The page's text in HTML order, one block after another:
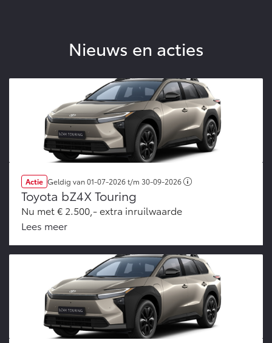
Nieuws en acties
Actie Geldig van01-07-2026t/m 30-09-2026
Toyota bZ4X Touring
Nu met € 2.500,- extra inruilwaarde
Lees meer